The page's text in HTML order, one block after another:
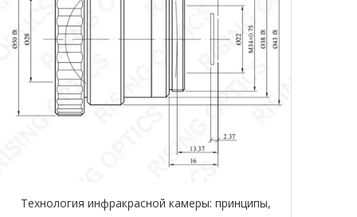
Технология инфракрасной камеры: принципы,